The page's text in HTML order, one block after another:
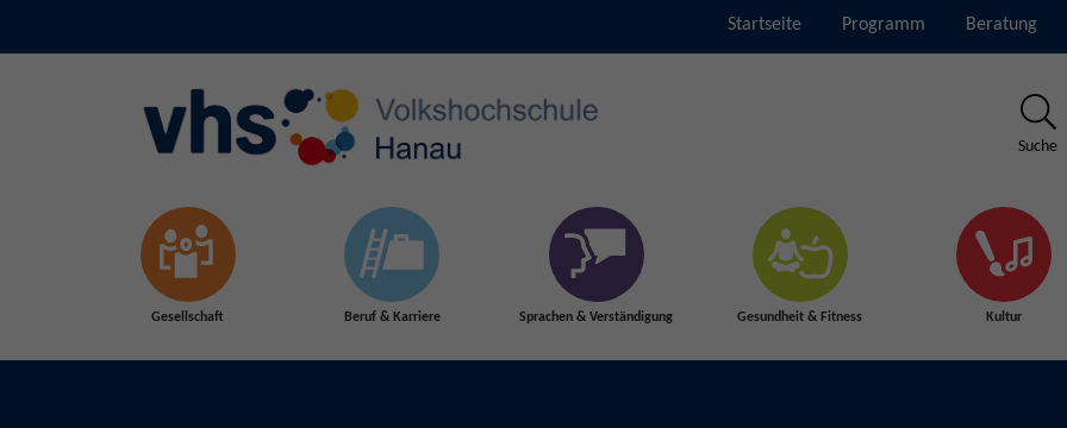
Startseite Programm Beratung
Suche
Gesellschaft Beruf & Karriere Sprachen & Verständigung Gesundheit & Fitness Kultur